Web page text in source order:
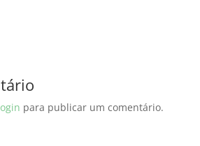
para publicar um comentário.